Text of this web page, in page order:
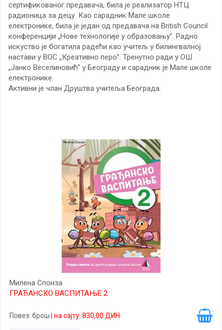
сертификованог предавача, била је реализатор НТЦ
радионица за децу. Као сарадник Мале школе
електронике, била је један од предавача на British Council
конференцији „Нове технологије у образовању”. Радно
искуство је богатила радећи као учитељ у билингвалној
настави у ВОС „Креативно перо”. Тренутно ради у ОШ
„Јанко Веселиновић” у Београду и сарадник је Мале школе
електронике.
Активни је члан Друштва учитеља Београда.
Милена Спонза
ГРАЂАНСКО ВАСПИТАЊЕ 2
Повез: брош на сајту: 830,00 ДИН